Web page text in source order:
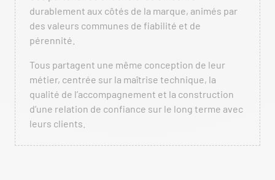
durablement aux côtés de la marque, animés par
des valeurs communes de fiabilité et de
pérennité.
Tous partagent une même conception de leur
métier, centrée sur la maîtrise technique, la
qualité de l’accompagnement et la construction
d’une relation de confiance sur le long terme avec
leurs clients.